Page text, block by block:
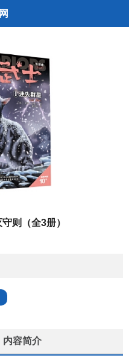
则（全3册）
内容简介